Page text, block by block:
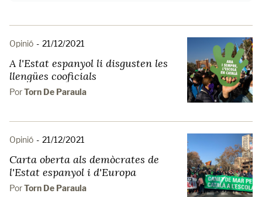
Opinió - 21/12/2021
A l'Estat espanyol li disgusten les
llengües cooficials
PorTorn De Paraula
Opinió - 21/12/2021
Carta oberta als demòcrates de
l'Estat espanyol i d'Europa
PorTorn De Paraula